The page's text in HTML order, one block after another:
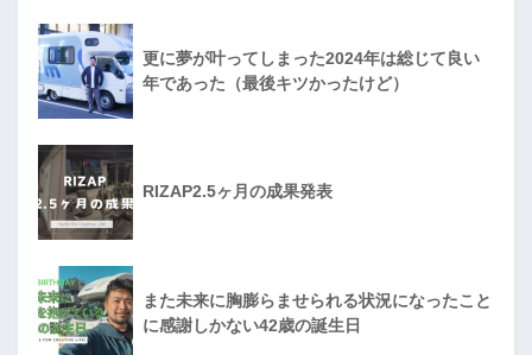
更に夢が叶ってしまった2024年は総じて良い
年であった（最後キツかったけど）
RIZAP2.5ヶ月の成果発表
また未来に胸膨らませられる状況になったこと
に感謝しかない42歳の誕生日